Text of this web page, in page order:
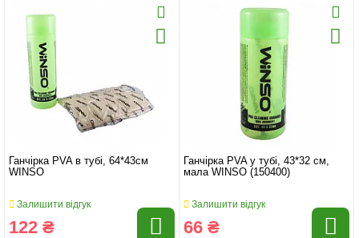
Ганчірка PVA в тубі, 64*43см
WINSO
Залишити відгук
122 ₴
Ганчірка PVA у тубі, 43*32 см,
мала WINSO (150400)
Залишити відгук
66 ₴